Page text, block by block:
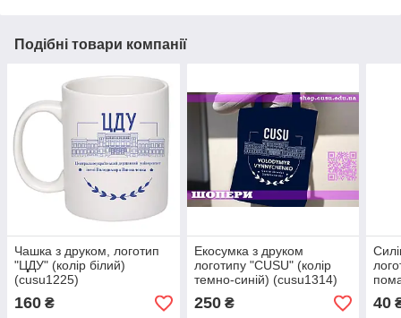
Подібні товари компанії
Чашка з друком, логотип
"ЦДУ" (колір білий)
(cusu1225)
160 ₴
Екосумка з друком
логотипу "CUSU" (колір
темно-синій) (cusu1314)
250₴ 40